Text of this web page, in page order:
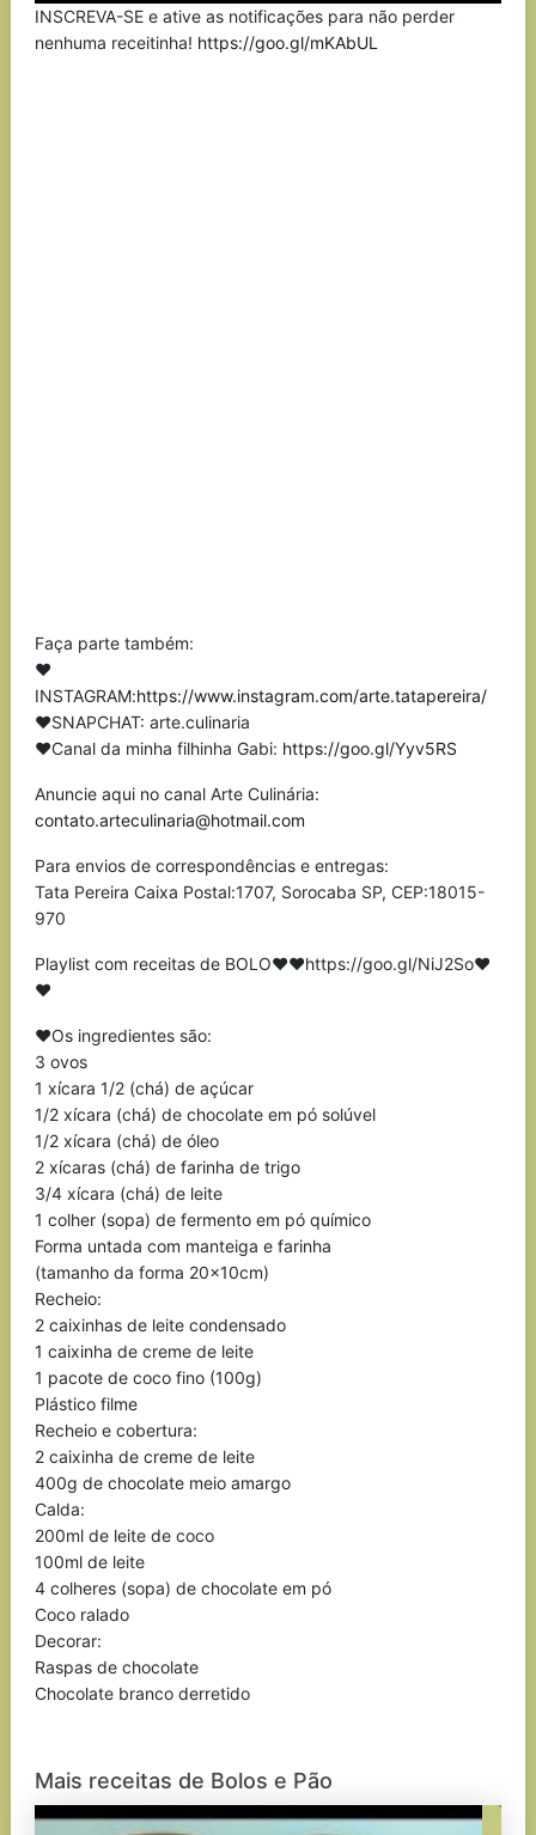
INSCREVA-SE e ative as notificações para não perder
nenhuma receitinha! https://goo.gl/mKAbUL
Faça parte também:
❤
INSTAGRAM:https://www.instagram.com/arte.tatapereira/
❤SNAPCHAT: arte.culinaria
❤Canal da minha filhinha Gabi: https://goo.gl/Yyv5RS
Anuncie aqui no canal Arte Culinária:
contato.arteculinaria@hotmail.com
Para envios de correspondências e entregas:
Tata Pereira Caixa Postal:1707, Sorocaba SP, CEP:18015-
970
Playlist com receitas de BOLO❤❤https://goo.gl/NiJ2So❤
❤
❤Os ingredientes são:
3 ovos
1 xícara 1/2 (chá) de açúcar
1/2 xícara (chá) de chocolate em pó solúvel
1/2 xícara (chá) de óleo
2 xícaras (chá) de farinha de trigo
3/4 xícara (chá) de leite
1 colher (sopa) de fermento em pó químico
Forma untada com manteiga e farinha
(tamanho da forma 20x10cm)
Recheio:
2 caixinhas de leite condensado
1 caixinha de creme de leite
1 pacote de coco fino (100g)
Plástico filme
Recheio e cobertura:
2 caixinha de creme de leite
400g de chocolate meio amargo
Calda:
200ml de leite de coco
100ml de leite
4 colheres (sopa) de chocolate em pó
Coco ralado
Decorar:
Raspas de chocolate
Chocolate branco derretido
Mais receitas de Bolos e Pão